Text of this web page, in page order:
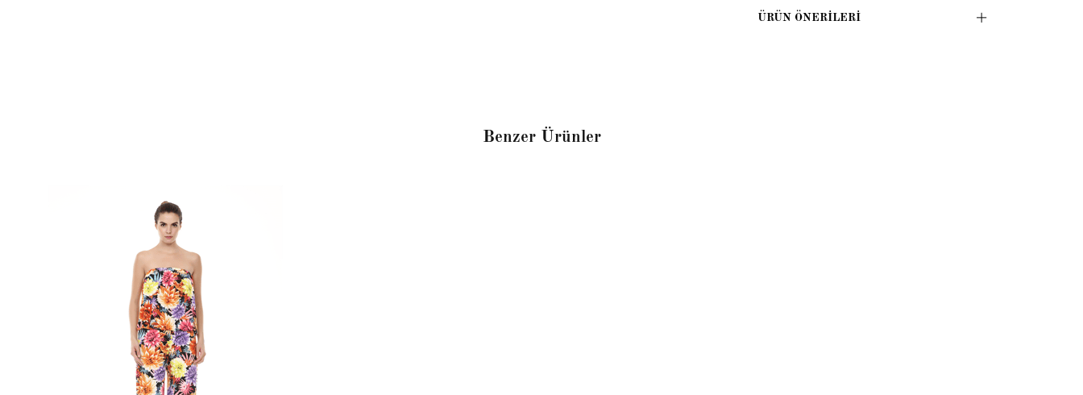
ÜRÜN ÖNERILERI
Benzer Ürünler